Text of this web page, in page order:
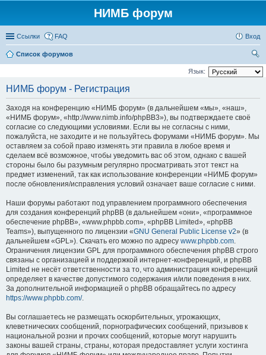
НИМБ форум
Ссылки FAQ Вход
Список форумов
ои
Язык:
НИМБ форум - Регистрация
Заходя на конференцию «НИМБ форум» (в дальнейшем «мы», «наш»,
«НИМБ форум», «http://www.nimb.info/phpBB3»), вы подтверждаете своё
согласие со следующими условиями. Если вы не согласны с ними,
пожалуйста, не заходите и не пользуйтесь форумами «НИМБ форум». Мы
оставляем за собой право изменять эти правила в любое время и
сделаем всё возможное, чтобы уведомить вас об этом, однако с вашей
стороны было бы разумным регулярно просматривать этот текст на
предмет изменений, так как использование конференции «НИМБ форум»
после обновления/исправления условий означает ваше согласие с ними.
Наши форумы работают под управлением программного обеспечения
для создания конференций phpBB (в дальнейшем «они», «программное
обеспечение phpBB», «www.phpbb.com», «phpBB Limited», «phpBB
Teams»), выпущенного по лицензии «GNU General Public License v2» (в
дальнейшем «GPL»). Скачать его можно по адресу www.phpbb.com.
Ограничения лицензии GPL для программного обеспечения phpBB строго
связаны с организацией и поддержкой интернет-конференций, и phpBB
Limited не несёт ответственности за то, что администрация конференций
определяет в качестве допустимого содержания и/или поведения в них.
За дополнительной информацией о phpBB обращайтесь по адресу
https://www.phpbb.com/.
Вы соглашаетесь не размещать оскорбительных, угрожающих,
клеветнических сообщений, порнографических сообщений, призывов к
национальной розни и прочих сообщений, которые могут нарушить
законы вашей страны, страны, которая предоставляет услуги хостинга